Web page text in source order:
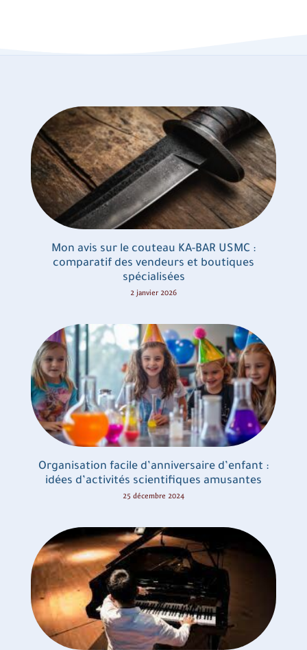
Mon avis sur le couteau KA-BAR USMC :
comparatif des vendeurs et boutiques
spécialisées
2 janvier 2026
Organisation facile d’anniversaire d’enfant :
idées d’activités scientifiques amusantes
25 décembre 2024